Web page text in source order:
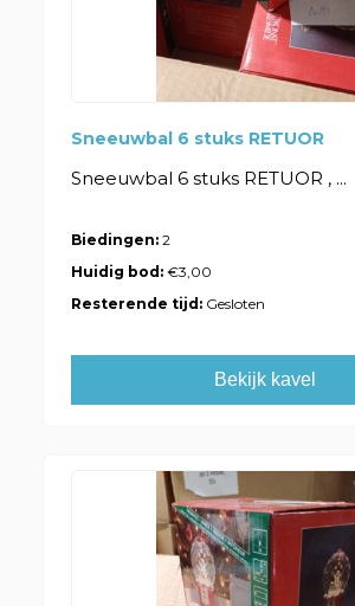
Sneeuwbal 6 stuks RETUOR
Sneeuwbal 6 stuks RETUOR , ...
Biedingen: 2
Huidig bod:€3,00
Resterende tijd: Gesloten
Bekijk kavel